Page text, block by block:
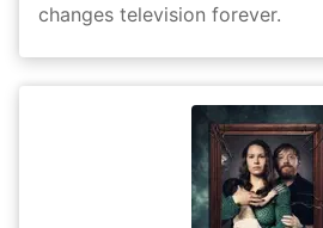
changes television forever.